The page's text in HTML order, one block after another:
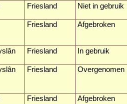
Friesland Niet in gebruik
Friesland
Afgebroken
Friesland In gebruik
Friesland Overgenomen
Friesland Afgebroken